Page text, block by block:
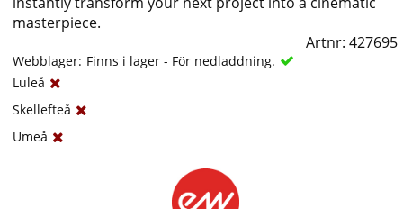
masterpiece.
Artnr:427695
Webblager: Finns i lager - För nedladdning.
Luleå
Skellefteå
Umeå